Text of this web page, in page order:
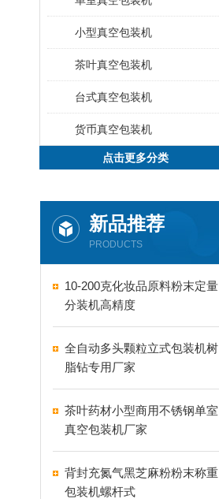
小型真空包装机
茶叶真空包装机
台式真空包装机
货币真空包装机
点击更多分类
新品推荐
PRODUCTS
10-200克化妆品原料粉末定量
分装机高精度
全自动多头颗粒立式包装机树
脂钻专用厂家
茶叶药材小型商用不锈钢单室
真空包装机厂家
背封充氮气黑芝麻粉粉末称重
包装机螺杆式